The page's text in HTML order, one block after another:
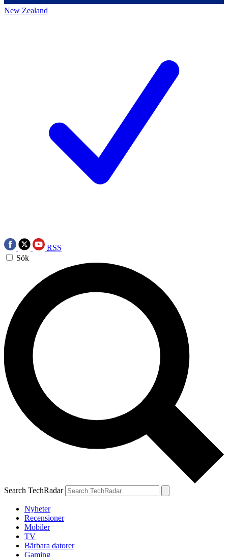
New Zealand
RSS
Sök
Search TechRadar
Nyheter
Recensioner
Mobiler
TV
Bärbara datorer
Gaming